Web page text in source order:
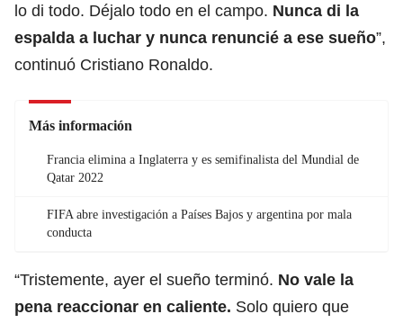
lo di todo. Déjalo todo en el campo. Nunca di la
espalda a luchar y nunca renuncié a ese sueño”,
continuó Cristiano Ronaldo.
Más información
Francia elimina a Inglaterra y es semifinalista del Mundial de
Qatar 2022
FIFA abre investigación a Países Bajos y argentina por mala
conducta
“Tristemente, ayer el sueño terminó. No vale la
pena reaccionar en caliente. Solo quiero que